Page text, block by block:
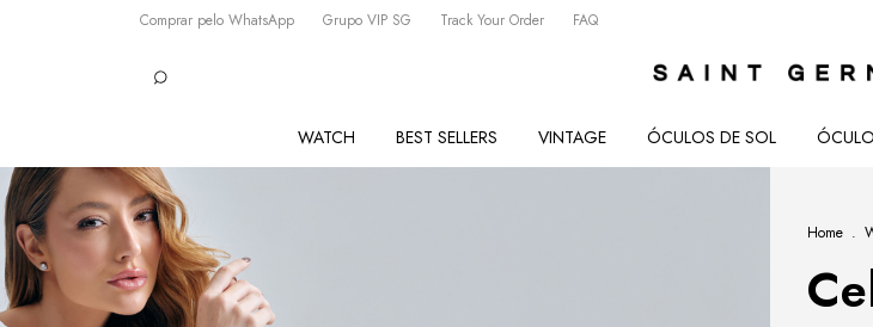
Comprar pelo WhatsApp Grupo VIP SG Track Your Order FAQ
WATCH BEST SELLERS VINTAGE ÓCULOS DE SOL
Home .